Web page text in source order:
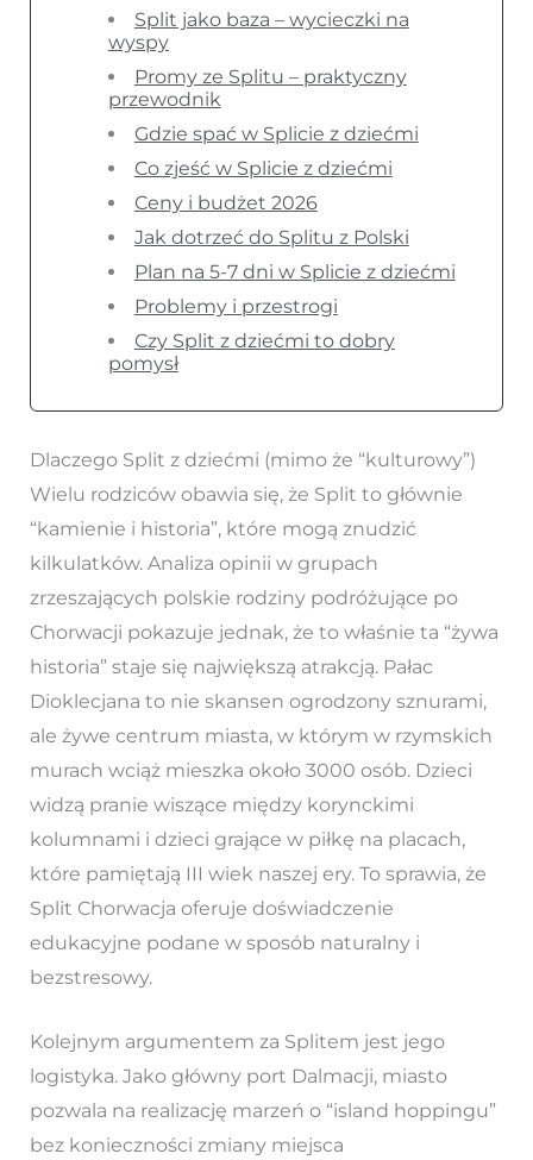
Split jako baza – wycieczki na
wyspy
Promy ze Splitu – praktyczny
przewodnik
Gdzie spać w Splicie z dziećmi
Co zjeść w Splicie z dziećmi
Ceny i budżet 2026
Jak dotrzeć do Splitu z Polski
Plan na 5-7 dni w Splicie z dziećmi
Problemy i przestrogi
Czy Split z dziećmi to dobry
pomysł
Dlaczego Split z dziećmi (mimo że “kulturowy”)
Wielu rodziców obawia się, że Split to głównie
“kamienie i historia”, które mogą znudzić
kilkulatków. Analiza opinii w grupach
zrzeszających polskie rodziny podróżujące po
Chorwacji pokazuje jednak, że to właśnie ta “żywa
historia” staje się największą atrakcją. Pałac
Dioklecjana to nie skansen ogrodzony sznurami,
ale żywe centrum miasta, w którym w rzymskich
murach wciąż mieszka około 3000 osób. Dzieci
widzą pranie wiszące między korynckimi
kolumnami i dzieci grające w piłkę na placach,
które pamiętają III wiek naszej ery. To sprawia, że
Split Chorwacja oferuje doświadczenie
edukacyjne podane w sposób naturalny i
bezstresowy.
Kolejnym argumentem za Splitem jest jego
logistyka. Jako główny port Dalmacji, miasto
pozwala na realizację marzeń o “island hoppingu”
bez konieczności zmiany miejsca